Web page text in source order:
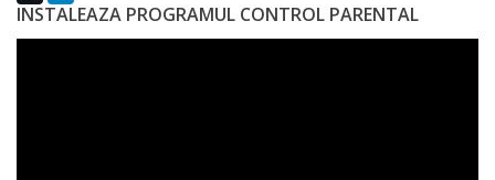
INSTALEAZA PROGRAMUL CONTROL PARENTAL